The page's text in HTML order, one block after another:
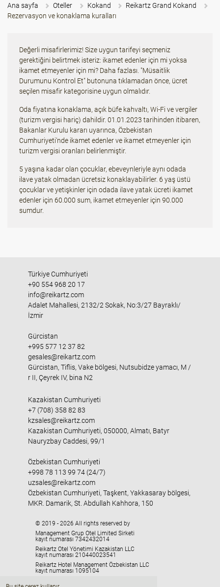
Ana sayfa Oteller Kokand
Reikartz Grand Kokand
Rezervasyon ve konaklama kuralları
Değerli misafirlerimiz! Size uygun tarifeyi seçmeniz
gerektiğini belirtmek isteriz: ikamet edenler için mi yoksa
ikamet etmeyenler için mi? Daha fazlası. "Müsaitlik
Durumunu Kontrol Et" butonuna tıklamadan önce, ücret
seçilen misafir kategorisine uygun olmalıdır.
Oda fiyatına konaklama, açık büfe kahvaltı, Wi-Fi ve vergiler
(turizm vergisi hariç) dahildir. 01.01.2023 tarihinden itibaren,
Bakanlar Kurulu kararı uyarınca, Özbekistan
Cumhuriyeti'nde ikamet edenler ve ikamet etmeyenler için
turizm vergisi oranları belirlenmiştir.
5 yaşına kadar olan çocuklar, ebeveynleriyle aynı odada
ilave yatak olmadan ücretsiz konaklayabilirler. 6 yaş üstü
çocuklar ve yetişkinler için odada ilave yatak ücreti ikamet
edenler için 60.000 sum, ikamet etmeyenler için 90.000
sumdur.
Türkiye Cumhuriyeti
+90 554 968 20 17
info@reikartz.com
Adalet Mahallesi, 2132/2 Sokak, No:3/27 Bayraklı/
İzmir
Gürcistan
+995 577 12 37 82
gesales@reikartz.com
Gürcistan, Tiflis, Vake bölgesi, Nutsubidze yamacı, M /
r II, Çeyrek IV, bina N2
Kazakistan Cumhuriyeti
+7 (708) 358 82 83
kzsales@reikartz.com
Kazakistan Cumhuriyeti, 050000, Almatı, Batyr
Nauryzbay Caddesi, 99/1
Özbekistan Cumhuriyeti
+998 78 113 99 74 (24/7)
uzsales@reikartz.com
Özbekistan Cumhuriyeti, Taşkent, Yakkasaray bölgesi,
MKR. Damarik, St. Abdullah Kahhora, 150
© 2019 - 2026 All rights reserved by
Management Grup Otel Limited Sirketi
kayıt numarası 7342432014
Reikartz Otel Yönetimi Kazakistan LLC
kayıt numarası 210440023541
Reikartz Hotel Management Özbekistan LLC
kayıt numarası 1095104